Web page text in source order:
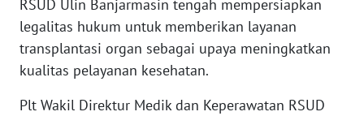
RSUD Ulin Banjarmasin tengah mempersiapkan
legalitas hukum untuk memberikan layanan
transplantasi organ sebagai upaya meningkatkan
kualitas pelayanan kesehatan.
Plt Wakil Direktur Medik dan Keperawatan RSUD
SIBER
REDAKSI
KARIR